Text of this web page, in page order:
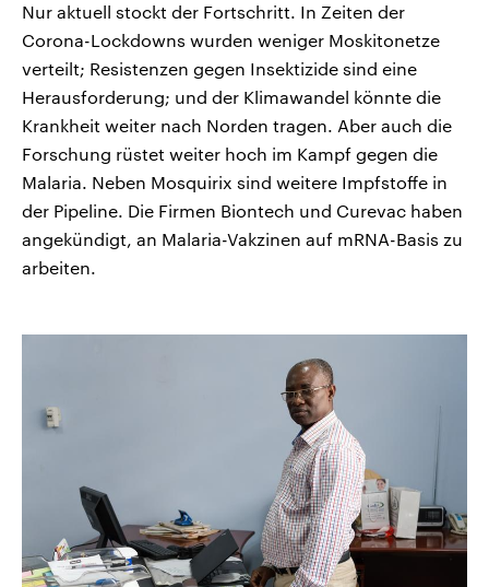
Nur aktuell stockt der Fortschritt. In Zeiten der
Corona-Lockdowns wurden weniger Moskitonetze
verteilt; Resistenzen gegen Insektizide sind eine
Herausforderung; und der Klimawandel könnte die
Krankheit weiter nach Norden tragen. Aber auch die
Forschung rüstet weiter hoch im Kampf gegen die
Malaria. Neben Mosquirix sind weitere Impfstoffe in
der Pipeline. Die Firmen Biontech und Curevac haben
angekündigt, an Malaria-Vakzinen auf mRNA-Basis zu
arbeiten.